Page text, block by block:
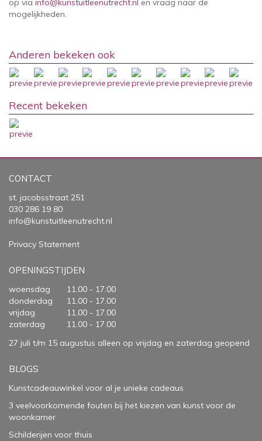
op via info@kunstuitleenutrecht.nl en vraag naar de
mogelijkheden.
Anderen bekeken ook
Recent bekeken
CONTACT
st. jacobsstraat 251
030 286 19 80
info@kunstuitleenutrecht.nl
Privacy Statement
OPENINGSTIJDEN
woensdag
11.00 - 17.00
donderdag
11.00 - 17.00
vrijdag
11.00 - 17.00
zaterdag
11.00 - 17.00
27 juli t/m 15 augustus alleen op vrijdag en zaterdag geopend
BLOGS
Kunstcadeauwinkel voor al je unieke cadeaus
3 veelvoorkomende fouten bij het kiezen van kunst voor de
woonkamer
Schilderijen voor thuis